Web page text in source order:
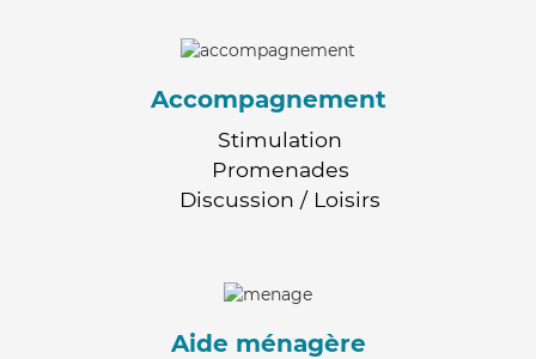
Accompagnement
Stimulation
Promenades
Discussion / Loisirs
Aide ménagère